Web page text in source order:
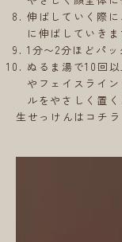
伸ばしていく際
に伸ばしていきま
1分〜2分ほどパ
ぬるま湯で10回
やフェイスライ
ルをやさしく置
生せっけんはコチラ